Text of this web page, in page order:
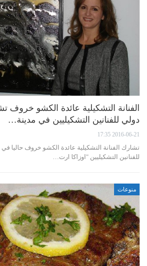
الفنانة التشكيلية عائدة الكشو
دولي للفنانين التشكيليين في مدينة…
2016-06-21 17:35
تشارك الفنانة التشكيلية عائدة الكشو خروف حاليا
للفنانين التشكيليين "اوزاكا ارت…
منوعات